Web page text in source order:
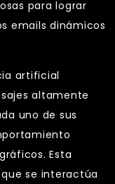
para lograr
emails dinámicos
artificial
altamente
uno de sus
Esta
se interactúa